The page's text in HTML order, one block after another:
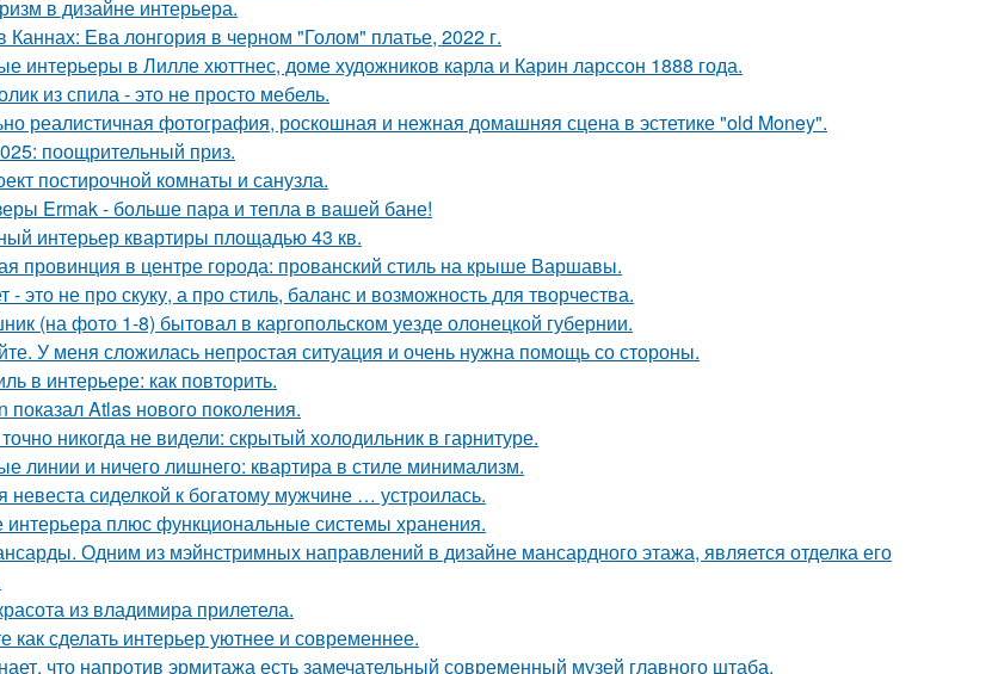
в дизайне интерьера.
Каннах: Ева лонгория в черном "Голом" платье, 2022 г.
интерьеры в Лилле хюттнес, доме художников карла и Карин ларссон 1888 года.
из спила - это не просто мебель.
реалистичная фотография, роскошная и нежная домашняя сцена в эстетике "old Money".
поощрительный приз.
постирочной комнаты и санузла.
Ermak - больше пара и тепла в вашей бане!
интерьер квартиры площадью 43 кв.
провинция в центре города: прованский стиль на крыше Варшавы.
- это не про скуку, а про стиль, баланс и возможность для творчества.
(на фото 1-8) бытовал в каргопольском уезде олонецкой губернии.
У меня сложилась непростая ситуация и очень нужна помощь со стороны.
в интерьере: как повторить.
показал Atlas нового поколения.
никогда не видели: скрытый холодильник в гарнитуре.
линии и ничего лишнего: квартира в стиле минимализм.
сиделкой к богатому мужчине … устроилась.
плюс функциональные системы хранения.
Одним из мэйнстримных направлений в дизайне мансардного этажа, является отделка его
из владимира прилетела.
как сделать интерьер уютнее и современнее.
что напротив эрмитажа есть замечательный современный музей главного штаба.